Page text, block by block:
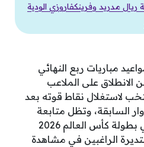
ريال مدريد وفرينكفاروزي الودية
مباريات ربع النهائي
كأس العالم 2026 من الانطلاق على الملاعب
لاستغلال نقاط قوته بعد
السابقة، وتظل متابعة
مواعيد مباريات ربع النهائي بطولة كأس العالم 2026
الراغبين في مشاهدة